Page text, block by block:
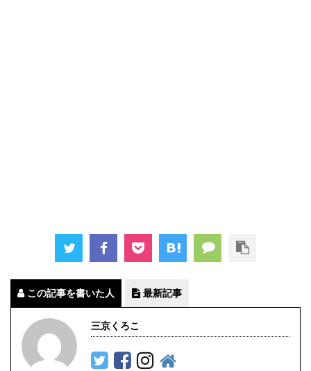
この記事を書いた人 最新記事
三京くろこ